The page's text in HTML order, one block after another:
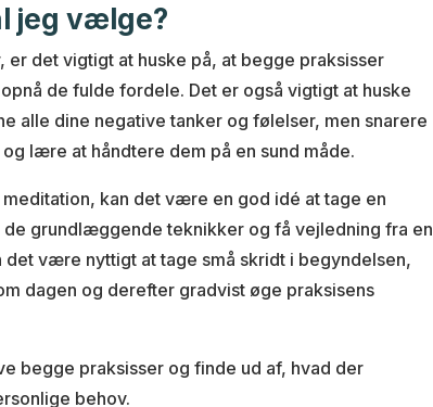
jeg vælge?
det vigtigt at huske på, at begge praksisser
de fulde fordele. Det er også vigtigt at huske
alle dine negative tanker og følelser, men snarere
lære at håndtere dem på en sund måde.
kan det være en god idé at tage en
grundlæggende teknikker og få vejledning fra en
det være nyttigt at tage små skridt i begyndelsen,
dagen og derefter gradvist øge praksisens
begge praksisser og finde ud af, hvad der
behov.